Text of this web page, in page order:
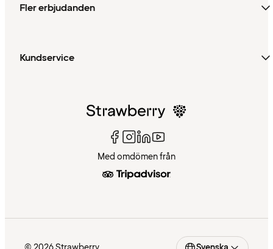
Fler erbjudanden
Kundservice
Med omdömen från